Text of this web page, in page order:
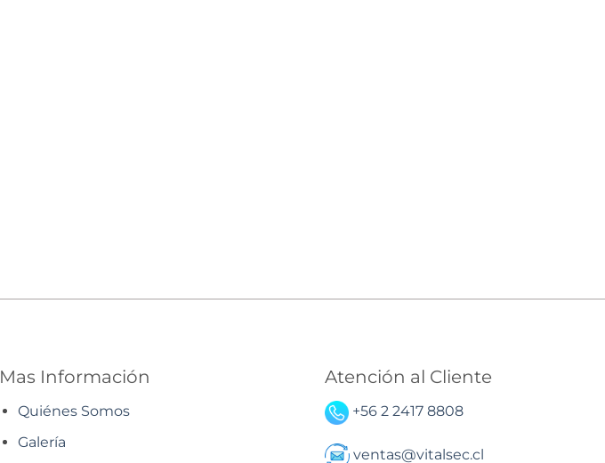
Mas Información
Quiénes Somos
Galería
Atención al Cliente
+56 2 2417 8808
ventas@vitalsec.cl